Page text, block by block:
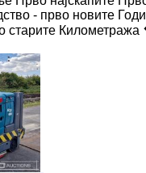
- прво новите
старите Километража